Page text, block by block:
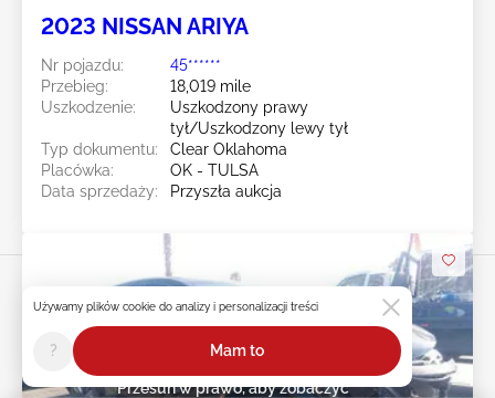
2023 NISSAN ARIYA
Nr pojazdu:
45******
Przebieg:
18,019 mile
Uszkodzenie:
Uszkodzony prawy
tył/Uszkodzony lewy tył
Typ dokumentu:
Clear Oklahoma
Placówka:
OK - TULSA
Data sprzedaży:
Przyszła aukcja
Przesuń w prawo, aby zobaczyć
Używamy plików cookie do analizy i personalizacji treści
? Mam to